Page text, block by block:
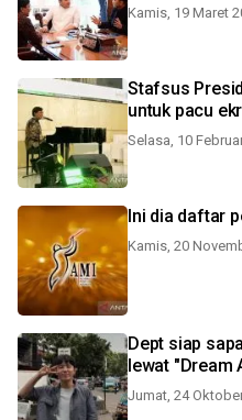
Kamis, 19 Maret
Stafsus
untuk pacu
Selasa, 10
Ini dia daftar
Kamis, 20
Dept siap
lewat "Dream
Jumat, 24